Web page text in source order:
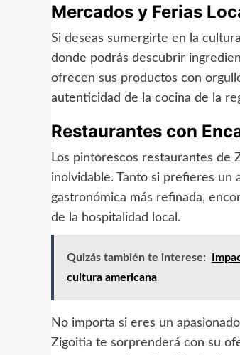
Mercados y Ferias
Si deseas sumergirte en la
donde podrás descubrir
ofrecen sus productos con
autenticidad de la cocina de la
Restaurantes con
Los pintorescos restaurantes de
inolvidable. Tanto si prefieres un
gastronómica más refinada,
de la hospitalidad local.
Quizás también te interese:
cultura americana
No importa si eres un
Zigoitia te sorprenderá con su